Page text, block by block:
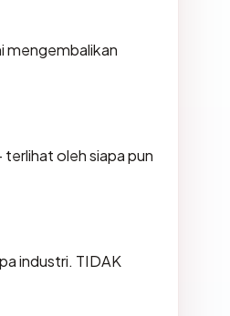
mengembalikan
oleh siapa pun
industri. TIDAK